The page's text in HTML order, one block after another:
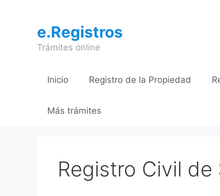
contenidoe.Registros
Trámites online
Inicio Registro de la Propiedad
Más trámites
Registro Civil de